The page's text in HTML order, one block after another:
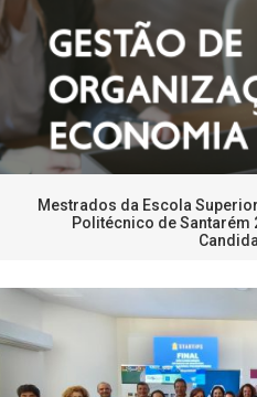
Mestrados da Escola
Politécnico de Santarém